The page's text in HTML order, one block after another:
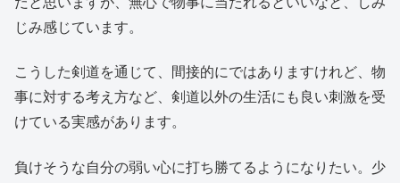
じみ感じています。
こうした剣道を通じて、間接的にではありますけれど、物
事に対する考え方など、剣道以外の生活にも良い刺激を受
けている実感があります。
負けそうな自分の弱い心に打ち勝てるようになりたい。少